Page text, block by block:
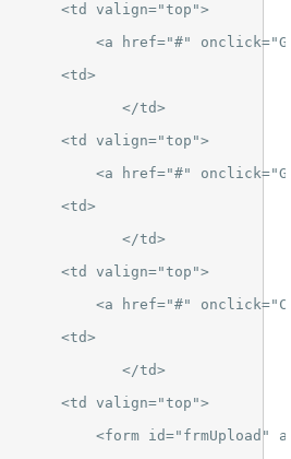
action=""